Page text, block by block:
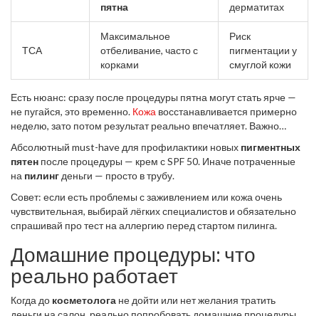
пятна
дерматитах
ТСА
Максимальное
отбеливание, часто с
корками
Риск
пигментации у
смуглой кожи
Есть нюанс: сразу после процедуры пятна могут стать ярче —
не пугайся, это временно. Кожа восстанавливается примерно
неделю, зато потом результат реально впечатляет. Важно
Абсолютный must-have для профилактики новых пигментных
пятен после процедуры — крем с SPF 50. Иначе потраченные
на пилинг деньги — просто в трубу.
Совет: если есть проблемы с заживлением или кожа очень
чувствительная, выбирай лёгких специалистов и обязательно
спрашивай про тест на аллергию перед стартом пилинга.
Домашние процедуры: что
реально работает
Когда до косметолога не дойти или нет желания тратить